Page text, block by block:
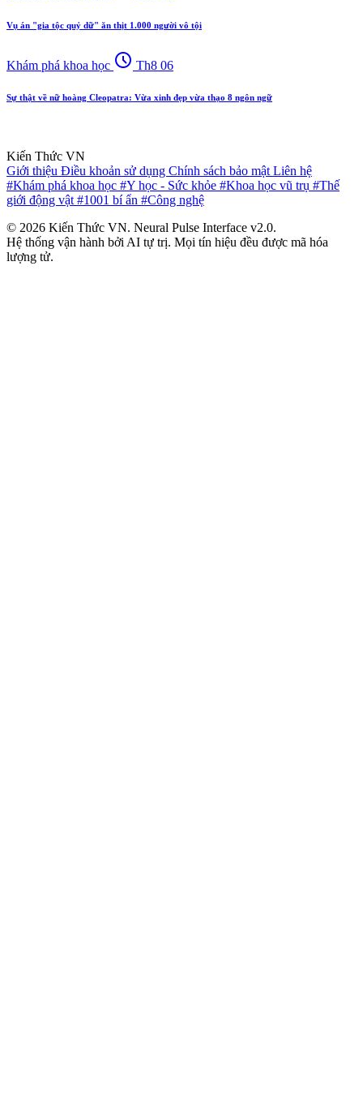
Vụ án "gia tộc quỷ dữ" ăn thịt 1.000 người vô tội
Khám phá khoa học schedule Th8 06
Sự thật về nữ hoàng Cleopatra: Vừa xinh đẹp vừa thạo 8 ngôn ngữ
Kiến Thức VN
Giới thiệu Điều khoản sử dụng Chính sách bảo mậtLiên hệ
#Khám phá khoa học #Y học - Sức khỏe #Khoa học vũ trụ #Thế
giới động vật#1001 bí ẩn #Công nghệ
© 2026 Kiến Thức VN. Neural Pulse Interface v2.0.
Hệ thống vận hành bởi AI tự trị. Mọi tín hiệu đều được mã hóa
lượng tử.